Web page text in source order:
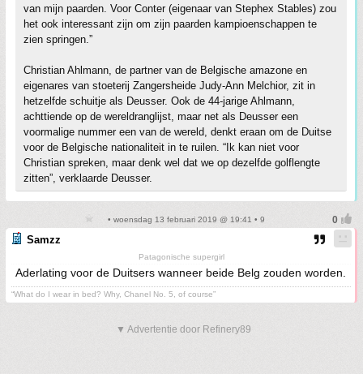
van mijn paarden. Voor Conter (eigenaar van Stephex Stables) zou
het ook interessant zijn om zijn paarden kampioenschappen te
zien springen.”
Christian Ahlmann, de partner van de Belgische amazone en
eigenares van stoeterij Zangersheide Judy-Ann Melchior, zit in
hetzelfde schuitje als Deusser. Ook de 44-jarige Ahlmann,
achttiende op de wereldranglijst, maar net als Deusser een
voormalige nummer een van de wereld, denkt eraan om de Duitse
voor de Belgische nationaliteit in te ruilen. “Ik kan niet voor
Christian spreken, maar denk wel dat we op dezelfde golflengte
zitten”, verklaarde Deusser.
• woensdag 13 februari 2019 @ 19:41 • 9
Samzz
Patagonische supergirl
Aderlating voor de Duitsers wanneer beide Belg zouden worden.
“What do I wear in bed? Why, Chanel No. 5, of course”
▼ Advertentie door Refinery89